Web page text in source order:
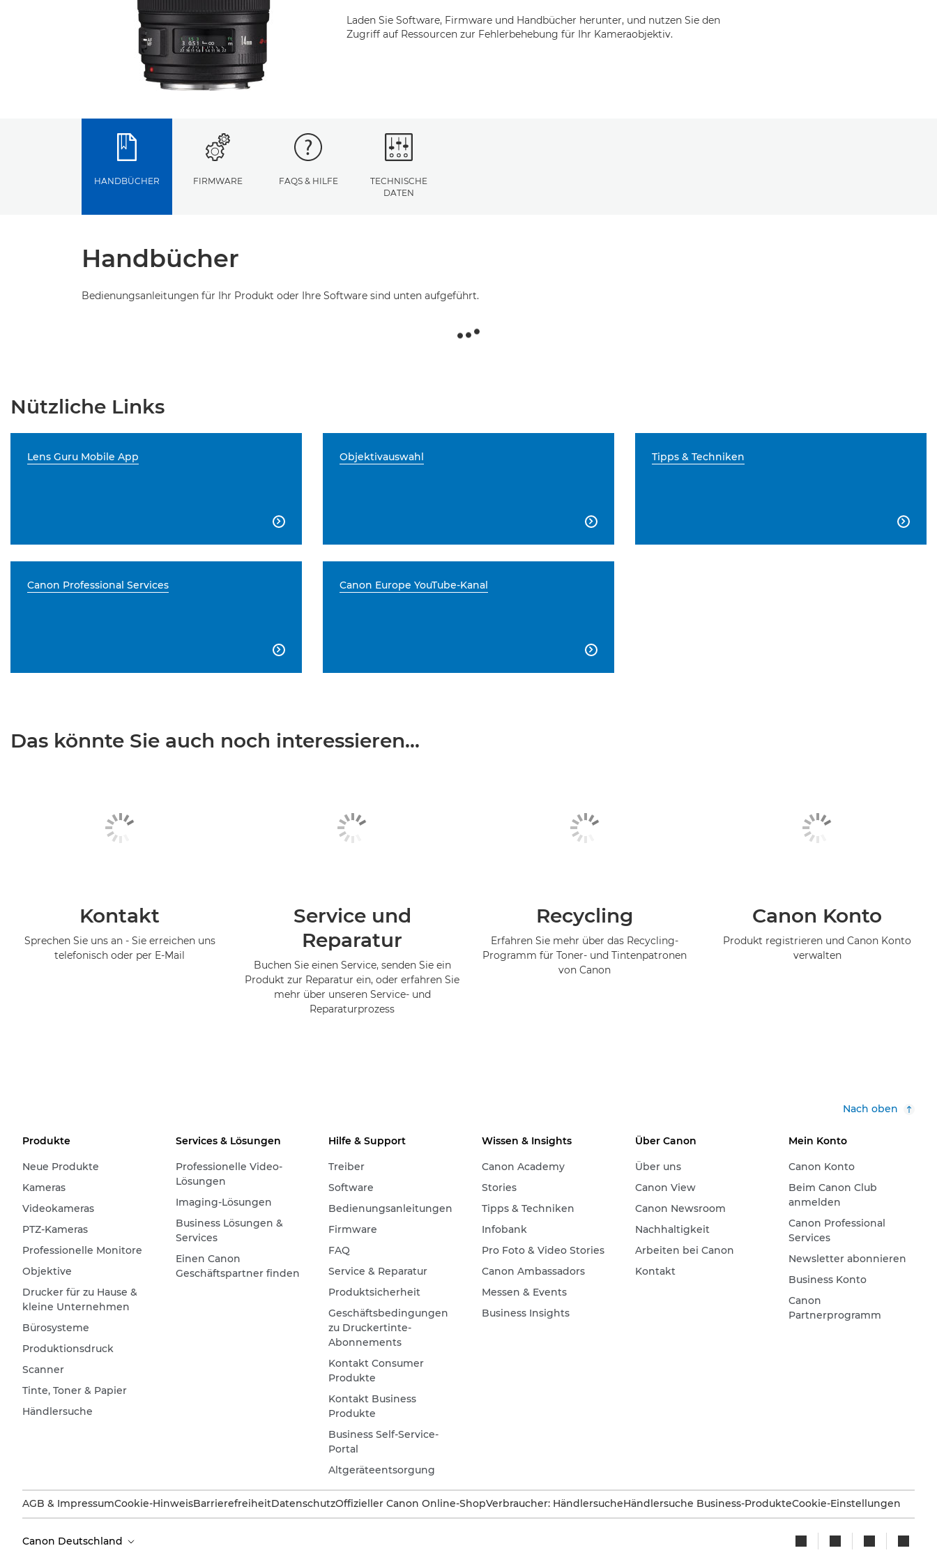
Laden Sie Software, Firmware und Handbücher herunter, und nutzen Sie den
Zugriff auf Ressourcen zur Fehlerbehebung für Ihr Kameraobjektiv.
HANDBÜCHER FIRMWARE FAQS & HILFE
TECHNISCHE
DATEN
Handbücher
Bedienungsanleitungen für Ihr Produkt oder Ihre Software sind unten aufgeführt.
Nützliche Links
Lens Guru Mobile App

Objektivauswahl

Tipps & Techniken

Canon Professional Services

Canon Europe YouTube-Kanal

Das könnte Sie auch noch interessieren...
Kontakt
Sprechen Sie uns an - Sie erreichen uns
telefonisch oder per E-Mail
Service und
Reparatur
Buchen Sie einen Service, senden Sie ein
Produkt zur Reparatur ein, oder erfahren Sie
mehr über unseren Service- und
Reparaturprozess
Recycling
Erfahren Sie mehr über das Recycling-
Programm für Toner- und Tintenpatronen
von Canon
Canon Konto
Produkt registrieren und Canon Konto
verwalten
Nach oben
Produkte
Neue Produkte
Kameras
Videokameras
PTZ-Kameras
Professionelle Monitore
Objektive
Drucker für zu Hause &
kleine Unternehmen
Bürosysteme
Produktionsdruck
Scanner
Tinte, Toner & Papier
Händlersuche
Services & Lösungen
Professionelle Video-
Lösungen
Imaging-Lösungen
Business Lösungen &
Services
Einen Canon
Geschäftspartner finden
Hilfe & Support
Treiber
Software
Bedienungsanleitungen
Firmware
FAQ
Service & Reparatur
Produktsicherheit
Geschäftsbedingungen
zu Druckertinte-
Abonnements
Kontakt Consumer
Produkte
Kontakt Business
Produkte
Business Self-Service-
Portal
Altgeräteentsorgung
Wissen & Insights
Canon Academy
Stories
Tipps & Techniken
Infobank
Pro Foto & Video Stories
Canon Ambassadors
Messen & Events
Business Insights
Über Canon
Über uns
Canon View
Canon Newsroom
Nachhaltigkeit
Arbeiten bei Canon
Kontakt
Mein Konto
Canon Konto
Beim Canon Club
anmelden
Canon Professional
Services
Newsletter abonnieren
Business Konto
Canon
Partnerprogramm
AGB & ImpressumCookie-HinweisBarrierefreiheitDatenschutzOffizieller Canon Online-ShopVerbraucher: HändlersucheHändlersuche Business-ProdukteCookie-Einstellungen
Canon Deutschland